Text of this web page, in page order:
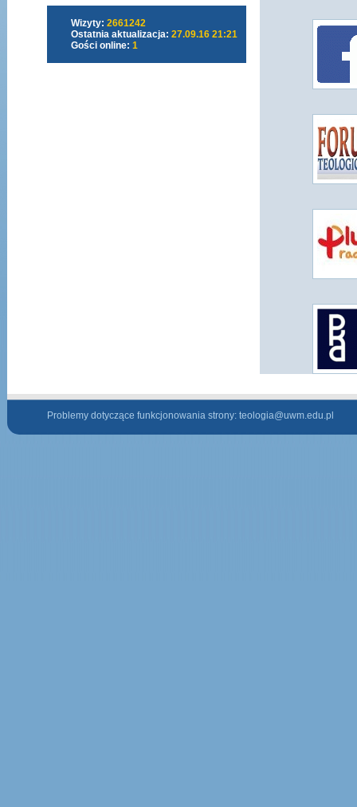
Wizyty: 2661242
Ostatnia aktualizacja: 27.09.16 21:21
Gości online: 1
Problemy dotyczące funkcjonowania strony: teologia@uwm.edu.pl